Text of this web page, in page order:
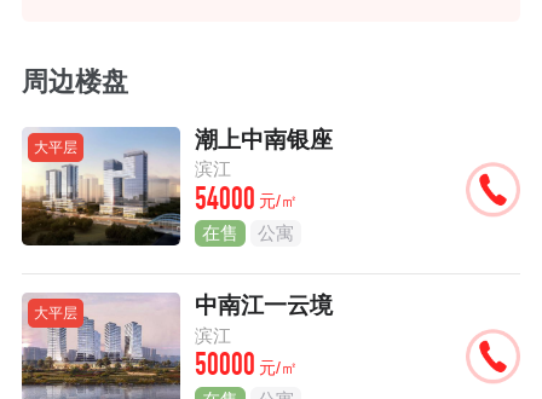
周边楼盘
大平层 潮上中南银座
滨江
54000 元/㎡
在售 公寓
大平层 中南江一云境
滨江
50000 元/㎡